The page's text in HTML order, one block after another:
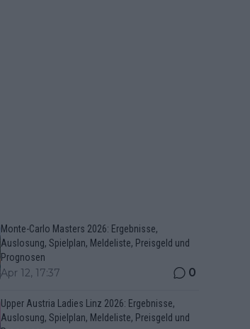
Monte-Carlo Masters 2026: Ergebnisse,
Auslosung, Spielplan, Meldeliste, Preisgeld und
Prognosen
Apr 12, 17:37 0
Upper Austria Ladies Linz 2026: Ergebnisse,
Auslosung, Spielplan, Meldeliste, Preisgeld und